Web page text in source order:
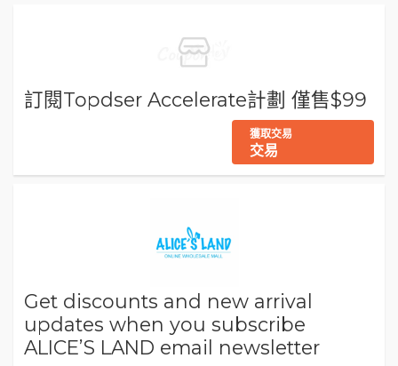
訂閱Topdser Accelerate計劃 僅售$99
獲取交易
交易
Get discounts and new arrival
updates when you subscribe
ALICE’S LAND email newsletter